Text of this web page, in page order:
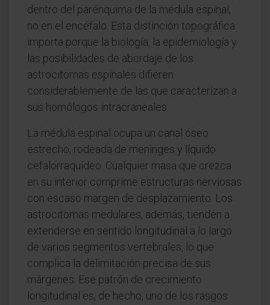
dentro del parénquima de la médula espinal,
no en el encéfalo. Esta distinción topográfica
importa porque la biología, la epidemiología y
las posibilidades de abordaje de los
astrocitomas espinales difieren
considerablemente de las que caracterizan a
sus homólogos intracraneales.
La médula espinal ocupa un canal óseo
estrecho, rodeada de meninges y líquido
cefalorraquídeo. Cualquier masa que crezca
en su interior comprime estructuras nerviosas
con escaso margen de desplazamiento. Los
astrocitomas medulares, además, tienden a
extenderse en sentido longitudinal a lo largo
de varios segmentos vertebrales, lo que
complica la delimitación precisa de sus
márgenes. Ese patrón de crecimiento
longitudinal es, de hecho, uno de los rasgos